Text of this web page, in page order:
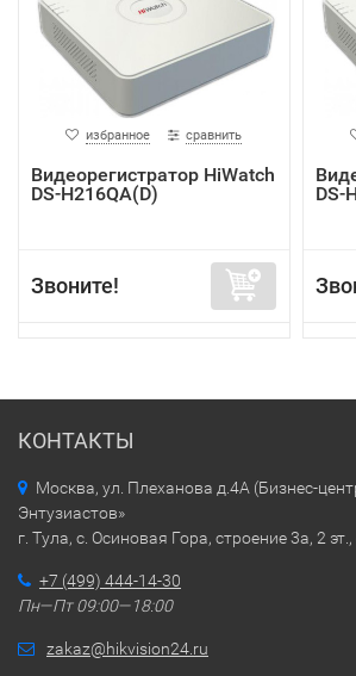
избранное сравнить
Видеорегистратор HiWatch
DS-H216QA(D)
Звоните!
DS-
КОНТАКТЫ
Москва, ул. Плеханова д.4А (Бизнес-
Энтузиастов»
г. Тула, с. Осиновая Гора, строение 3а, 2
+7 (499) 444-14-30
Пн—Пт 09:00—18:00
zakaz@hikvision24.ru